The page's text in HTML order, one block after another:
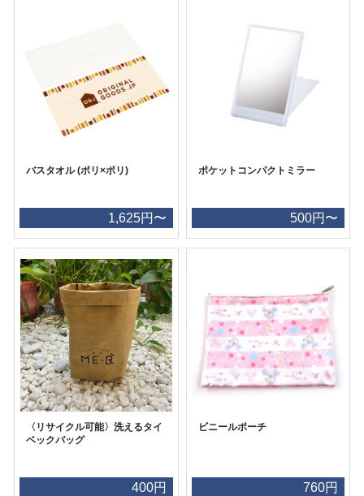
バスタオル (ポリ×ポリ)
1,625円〜
ポケットコンパクトミラー
500円〜
〈リサイクル可能〉洗えるタイ
ベックバッグ
400円
ビニールポーチ
760円